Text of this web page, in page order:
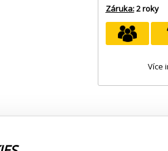
Záruka:2 roky
Více